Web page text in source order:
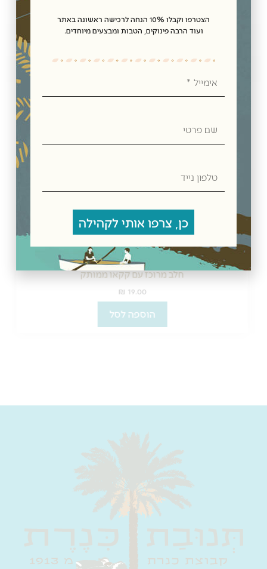
חוות דעת
חלב מרוכז עם קקאו ממותק
₪ 19.00
הוספה לסל
הצטרפו וקבלו 10% הנחה לרכישה ראשונה באתר
ועוד הרבה פינוקים, הטבות ומבצעים מיוחדים.
פרטי
נייד
כן, צרפו אותי לקהילה